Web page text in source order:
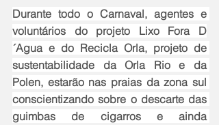
Durante todo o Carnaval, agentes e
voluntários do projeto Lixo Fora D
´Agua e do Recicla Orla, projeto de
sustentabilidade da Orla Rio e da
Polen, estarão nas praias da zona sul
conscientizando sobre o descarte das
guimbas de cigarros e ainda